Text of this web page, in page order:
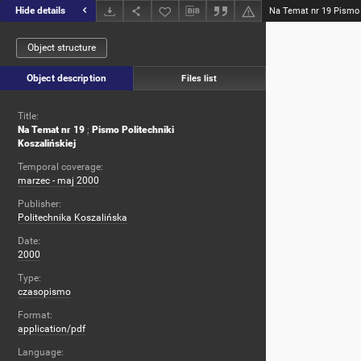
Hide details Na Temat nr 19
Object structure
Object description Files list
Title:
Na Temat nr 19 ; Pismo Politechniki
Koszalińskiej
Temporal coverage:
marzec - maj 2000
Publisher:
Politechnika Koszalińska
Date:
2000
Type:
czasopismo
Format:
application/pdf
Language: